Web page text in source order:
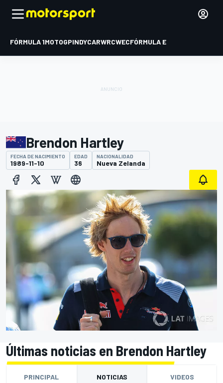
FÓRMULA 1MOTOGPINDYCARWRCWECFÓRMULA E
Brendon Hartley
FECHA DE NACIMIENTO
1989-11-10
EDAD
36
NACIONALIDAD
Nueva Zelanda
Últimas noticias en Brendon Hartley
PRINCIPAL NOTICIAS VIDEOS